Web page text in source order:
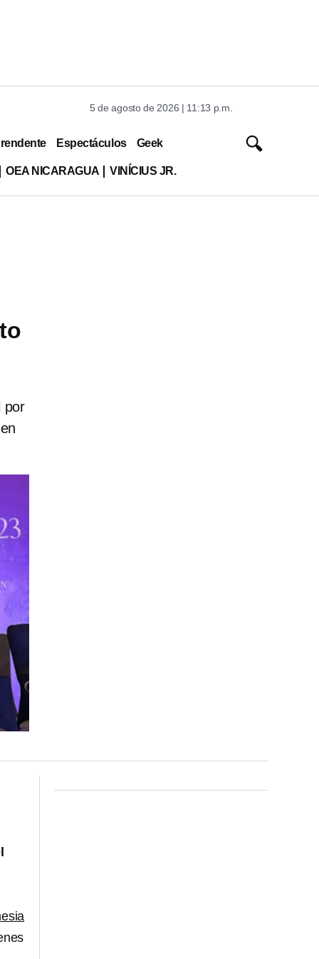
5 de agosto de 2026 | 11:13 p.m.
Espectáculos Geek
OEA NICARAGUA VINÍCIUS JR.
por